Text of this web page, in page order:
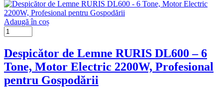
Adaugă în coș
Despicător de Lemne RURIS DL600 – 6
Tone, Motor Electric 2200W, Profesional
pentru Gospodării